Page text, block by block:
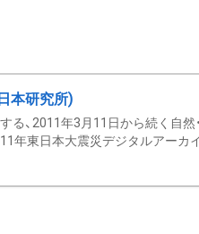
本研究所)
る、2011年3月11日から続く自然
年東日本大震災デジタルアーカ